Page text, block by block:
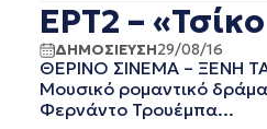
ΕΡΤ2 –
ΔΗΜΟΣΙΕΥΣΗ29/08/16
ΘΕΡΙΝΟ ΣΙΝΕΜΑ – ΞΕΝΗ
Μουσικό ρομαντικό
Φερνάντο Τρουέμπα...